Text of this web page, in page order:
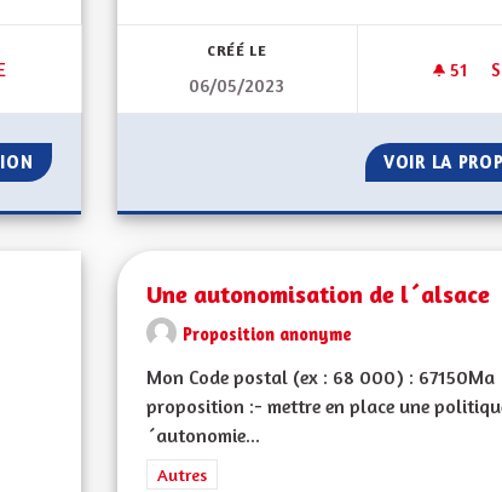
! DE L'AMBITION !
VOIR GRAND ! DE L'AMBITION !
CRÉÉ LE
06/05/2023
51
VOIR LA
Une autonomisation de l´alsace
Proposition anonyme
Mon Code postal (ex : 68 000) : 67150Ma
proposition :- mettre en place une
´autonomie...
Filtrer les résultats de la catégorie : Autres
Autres